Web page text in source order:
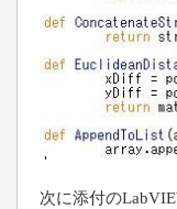
次に添付の